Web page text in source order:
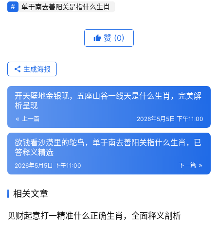
单于南去善阳关是指什么生肖
赞 (0)
生成海报
开天壁地金银现，五座山谷一线天是什么生肖，完美解
析呈现
上一篇 2026年5月5日 下午11:00
欲钱看沙漠里的鸵鸟，单于南去善阳关指什么生肖，已
答释义精选
下一篇
2026年5月5日 下午11:00
相关文章
见财起意打一精准什么正确生肖，全面释义剖析